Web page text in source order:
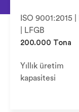
ISO 9001:2015
| LFGB
200.000 Tona
Yıllık üretim
kapasitesi